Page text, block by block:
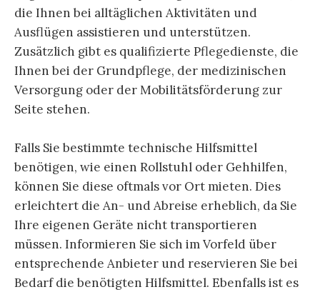
die Ihnen bei alltäglichen Aktivitäten und
Ausflügen assistieren und unterstützen.
Zusätzlich gibt es qualifizierte Pflegedienste, die
Ihnen bei der Grundpflege, der medizinischen
Versorgung oder der Mobilitätsförderung zur
Seite stehen.
Falls Sie bestimmte technische Hilfsmittel
benötigen, wie einen Rollstuhl oder Gehhilfen,
können Sie diese oftmals vor Ort mieten. Dies
erleichtert die An- und Abreise erheblich, da Sie
Ihre eigenen Geräte nicht transportieren
müssen. Informieren Sie sich im Vorfeld über
entsprechende Anbieter und reservieren Sie bei
Bedarf die benötigten Hilfsmittel. Ebenfalls ist es